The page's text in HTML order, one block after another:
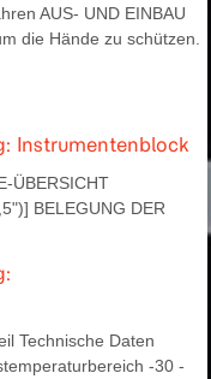
AUS- UND EINBAU
die Hände zu schützen.
Instrumentenblock
ÜBERSICHT
BELEGUNG DER
Technische Daten
-30 -